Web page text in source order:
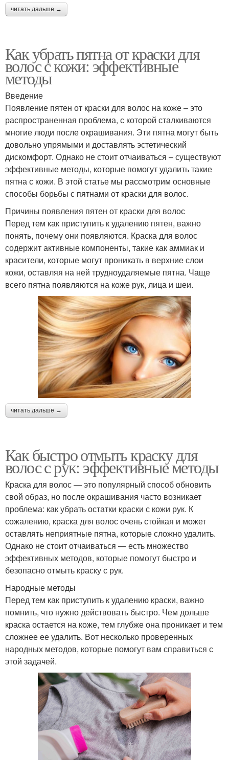
читать дальше →
Как убрать пятна от краски для
волос с кожи: эффективные
методы
Введение
Появление пятен от краски для волос на коже – это
распространенная проблема, с которой сталкиваются
многие люди после окрашивания. Эти пятна могут быть
довольно упрямыми и доставлять эстетический
дискомфорт. Однако не стоит отчаиваться – существуют
эффективные методы, которые помогут удалить такие
пятна с кожи. В этой статье мы рассмотрим основные
способы борьбы с пятнами от краски для волос.
Причины появления пятен от краски для волос
Перед тем как приступить к удалению пятен, важно
понять, почему они появляются. Краска для волос
содержит активные компоненты, такие как аммиак и
красители, которые могут проникать в верхние слои
кожи, оставляя на ней трудноудаляемые пятна. Чаще
всего пятна появляются на коже рук, лица и шеи.
читать дальше →
Как быстро отмыть краску для
волос с рук: эффективные методы
Краска для волос — это популярный способ обновить
свой образ, но после окрашивания часто возникает
проблема: как убрать остатки краски с кожи рук. К
сожалению, краска для волос очень стойкая и может
оставлять неприятные пятна, которые сложно удалить.
Однако не стоит отчаиваться — есть множество
эффективных методов, которые помогут быстро и
безопасно отмыть краску с рук.
Народные методы
Перед тем как приступить к удалению краски, важно
помнить, что нужно действовать быстро. Чем дольше
краска остается на коже, тем глубже она проникает и тем
сложнее ее удалить. Вот несколько проверенных
народных методов, которые помогут вам справиться с
этой задачей.